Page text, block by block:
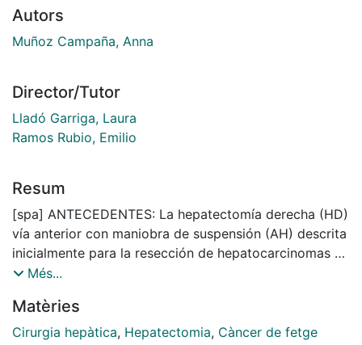
Autors
Muñoz Campaña, Anna
Director/Tutor
Lladó Garriga, Laura
Ramos Rubio, Emilio
Resum
[spa] ANTECEDENTES: La hepatectomía derecha (HD)
vía anterior con maniobra de suspensión (AH) descrita
inicialmente para la resección de hepatocarcinomas de
gran tamaño, no ha sido comparada con la técnica
de cáncer colorrectal. El objetivo de este estudio ha
sido evaluar la aplicabilidad de esta técnica y sus
Més...
Matèries
Cirurgia hepàtica, Hepatectomia, Càncer de fetge